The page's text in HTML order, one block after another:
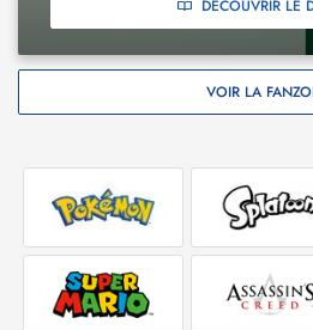
DÉCOUVRIR LE
VOIR LA